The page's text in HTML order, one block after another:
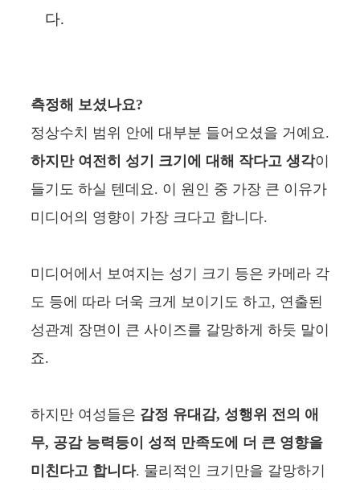
다.
측정해 보셨나요?
정상수치 범위 안에 대부분 들어오셨을 거예요.
하지만 여전히 성기 크기에 대해 작다고 생각이
들기도 하실 텐데요. 이 원인 중 가장 큰 이유가
미디어의 영향이 가장 크다고 합니다.
미디어에서 보여지는 성기 크기 등은 카메라 각
도 등에 따라 더욱 크게 보이기도 하고, 연출된
성관계 장면이 큰 사이즈를 갈망하게 하듯 말이
죠.
하지만 여성들은 감정 유대감, 성행위 전의 애
무, 공감 능력등이 성적 만족도에 더 큰 영향을
미친다고 합니다. 물리적인 크기만을 갈망하기